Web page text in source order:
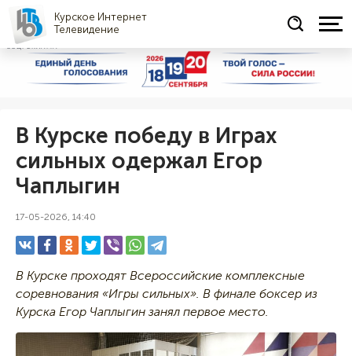
Курское Интернет
Телевидение
СОЦРЕКЛАМА
В Курске победу в Играх
сильных одержал Егор
Чаплыгин
17-05-2026, 14:40
В Курске проходят Всероссийские комплексные
соревнования «Игры сильных». В финале боксер из
Курска Егор Чаплыгин занял первое место.